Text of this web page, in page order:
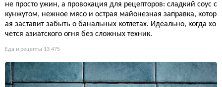
не просто ужин, а провокация для рецепторов: сладкий соус с
кунжутом, нежное мясо и острая майонезная заправка, котор
ая заставит забыть о банальных котлетах. Идеально, когда хо
чется азиатского огня без сложных техник.
Еда и рецепты 13 475